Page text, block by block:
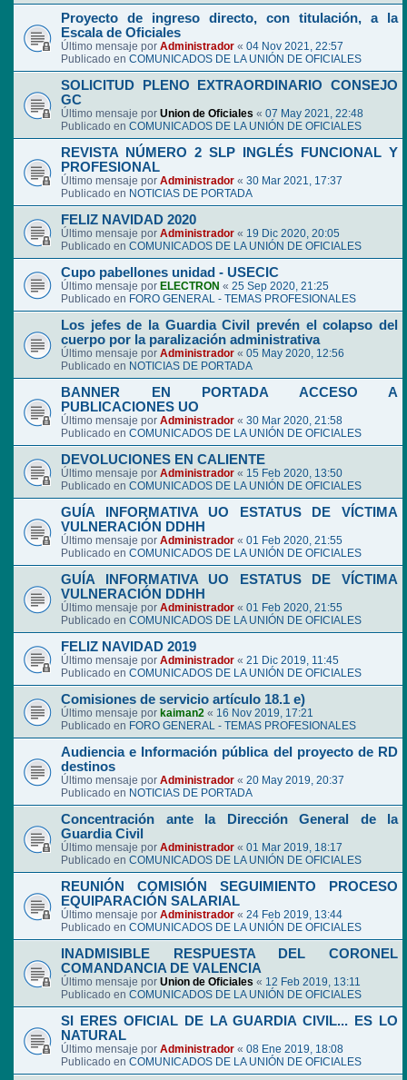
Proyecto de ingreso directo, con titulación, a la
Escala de Oficiales
Último mensaje por Administrador « 04 Nov 2021, 22:57
Publicado en COMUNICADOS DE LA UNIÓN DE OFICIALES
SOLICITUD PLENO EXTRAORDINARIO CONSEJO
GC
Último mensaje por Union de Oficiales « 07 May 2021, 22:48
Publicado en COMUNICADOS DE LA UNIÓN DE OFICIALES
REVISTA NÚMERO 2 SLP INGLÉS FUNCIONAL Y
PROFESIONAL
Último mensaje por Administrador « 30 Mar 2021, 17:37
Publicado en NOTICIAS DE PORTADA
FELIZ NAVIDAD 2020
Último mensaje por Administrador « 19 Dic 2020, 20:05
Publicado en COMUNICADOS DE LA UNIÓN DE OFICIALES
Cupo pabellones unidad - USECIC
Último mensaje por ELECTRON « 25 Sep 2020, 21:25
Publicado en FORO GENERAL - TEMAS PROFESIONALES
Los jefes de la Guardia Civil prevén el colapso del
cuerpo por la paralización administrativa
Último mensaje por Administrador « 05 May 2020, 12:56
Publicado en NOTICIAS DE PORTADA
BANNER EN PORTADA ACCESO A
PUBLICACIONES UO
Último mensaje por Administrador « 30 Mar 2020, 21:58
Publicado en COMUNICADOS DE LA UNIÓN DE OFICIALES
DEVOLUCIONES EN CALIENTE
Último mensaje por Administrador « 15 Feb 2020, 13:50
Publicado en COMUNICADOS DE LA UNIÓN DE OFICIALES
GUÍA INFORMATIVA UO ESTATUS DE VÍCTIMA
VULNERACIÓN DDHH
Último mensaje por Administrador « 01 Feb 2020, 21:55
Publicado en COMUNICADOS DE LA UNIÓN DE OFICIALES
GUÍA INFORMATIVA UO ESTATUS DE VÍCTIMA
VULNERACIÓN DDHH
Último mensaje por Administrador « 01 Feb 2020, 21:55
Publicado en COMUNICADOS DE LA UNIÓN DE OFICIALES
FELIZ NAVIDAD 2019
Último mensaje por Administrador « 21 Dic 2019, 11:45
Publicado en COMUNICADOS DE LA UNIÓN DE OFICIALES
Comisiones de servicio artículo 18.1 e)
Último mensaje por kaiman2 « 16 Nov 2019, 17:21
Publicado en FORO GENERAL - TEMAS PROFESIONALES
Audiencia e Información pública del proyecto de RD
destinos
Último mensaje por Administrador « 20 May 2019, 20:37
Publicado en NOTICIAS DE PORTADA
Concentración ante la Dirección General de la
Guardia Civil
Último mensaje por Administrador « 01 Mar 2019, 18:17
Publicado en COMUNICADOS DE LA UNIÓN DE OFICIALES
REUNIÓN COMISIÓN SEGUIMIENTO PROCESO
EQUIPARACIÓN SALARIAL
Último mensaje por Administrador « 24 Feb 2019, 13:44
Publicado en COMUNICADOS DE LA UNIÓN DE OFICIALES
INADMISIBLE RESPUESTA DEL CORONEL
COMANDANCIA DE VALENCIA
Último mensaje por Union de Oficiales « 12 Feb 2019, 13:11
Publicado en COMUNICADOS DE LA UNIÓN DE OFICIALES
SI ERES OFICIAL DE LA GUARDIA CIVIL... ES LO
NATURAL
Último mensaje por Administrador « 08 Ene 2019, 18:08
Publicado en COMUNICADOS DE LA UNIÓN DE OFICIALES